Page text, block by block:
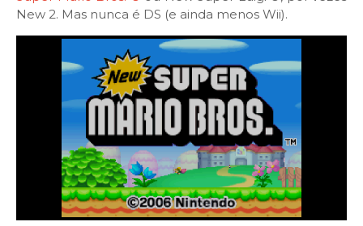
New 2. Mas nunca é DS (e ainda menos Wii).